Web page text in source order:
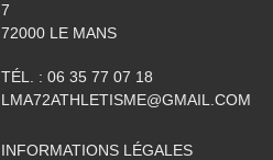
7
72000 LE MANS
TÉL. : 06 35 77 07 18
LMA72ATHLETISME@GMAIL.COM
INFORMATIONS LÉGALES